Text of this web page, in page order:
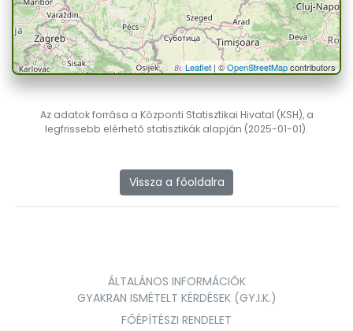
Leaflet| ©OpenStreetMapcontributors
Az adatok forrása a Központi Statisztikai Hivatal (KSH), a
legfrissebb elérhető statisztikák alapján (2025-01-01).
Vissza a főoldalra
ÁLTALÁNOS INFORMÁCIÓK
GYAKRAN ISMÉTELT KÉRDÉSEK (GY.I.K.)
FŐÉPÍTÉSZI RENDELET